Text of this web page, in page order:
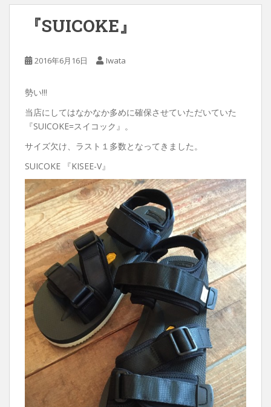
『SUICOKE』
2016年6月16日 Iwata
勢い!!!
当店にしてはなかなか多めに確保させていただいていた
『SUICOKE=スイコック』。
サイズ欠け、ラスト１多数となってきました。
SUICOKE 『KISEE-V』